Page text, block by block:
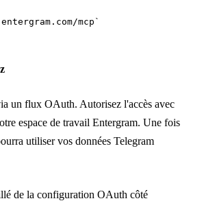
un flux OAuth. Autorisez l'accès avec
espace de travail Entergram. Une fois
utiliser vos données Telegram
de la configuration OAuth côté